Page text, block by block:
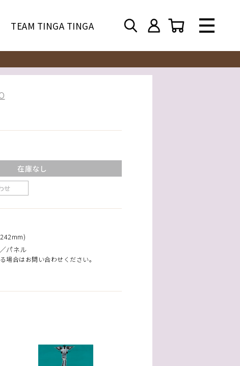
TEAM TINGA TINGA
在庫なし
せ
パネル
場合はお問い合わせください。